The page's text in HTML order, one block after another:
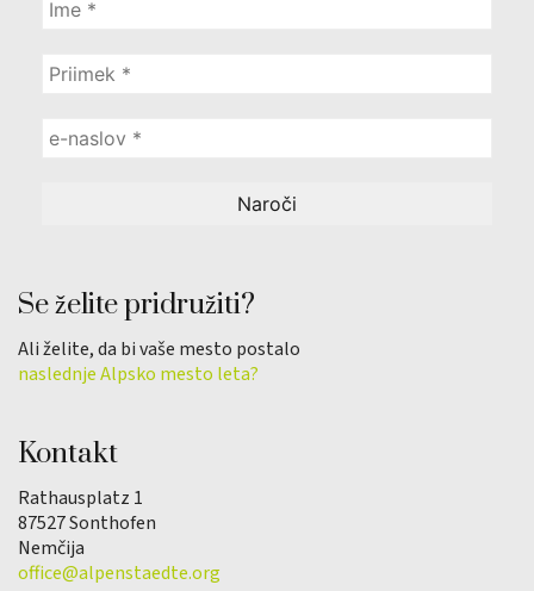
Se želite pridružiti?
Ali želite, da bi vaše mesto postalo
naslednje Alpsko mesto leta?
Kontakt
Rathausplatz 1
87527 Sonthofen
Nemčija
office@alpenstaedte.org